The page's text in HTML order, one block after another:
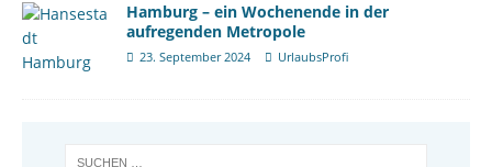
Hamburg – ein Wochenende in der
aufregenden Metropole
23. September 2024 UrlaubsProfi